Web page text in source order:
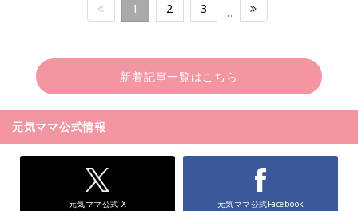
1 2 3 …
新着記事一覧はこちら
元気ママ公式情報
元気ママ公式 X 元気ママ公式Facebook